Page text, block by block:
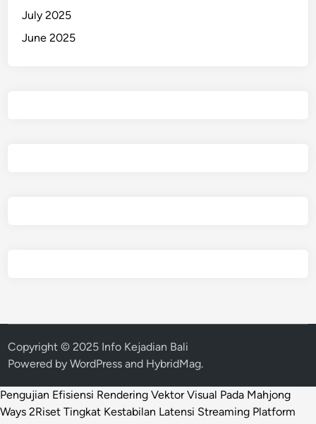
July 2025
June 2025
Copyright © 2025 Info Kejadian Bali
Powered byWordPress and HybridMag.
Pengujian Efisiensi Rendering Vektor Visual Pada Mahjong
Ways 2Riset Tingkat Kestabilan Latensi Streaming Platform